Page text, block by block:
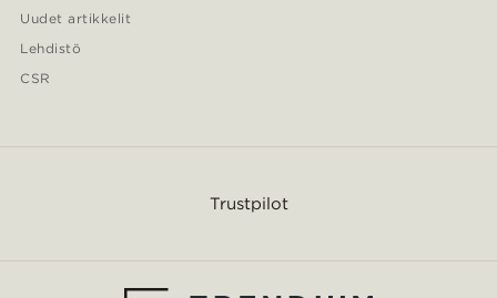
Uudet artikkelit
Lehdistö
CSR
Trustpilot